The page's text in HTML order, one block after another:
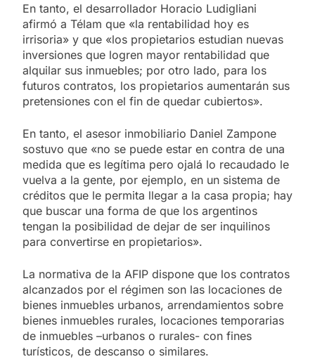
En tanto, el desarrollador Horacio Ludigliani
afirmó a Télam que «la rentabilidad hoy es
irrisoria» y que «los propietarios estudian nuevas
inversiones que logren mayor rentabilidad que
alquilar sus inmuebles; por otro lado, para los
futuros contratos, los propietarios aumentarán sus
pretensiones con el fin de quedar cubiertos».
En tanto, el asesor inmobiliario Daniel Zampone
sostuvo que «no se puede estar en contra de una
medida que es legítima pero ojalá lo recaudado le
vuelva a la gente, por ejemplo, en un sistema de
créditos que le permita llegar a la casa propia; hay
que buscar una forma de que los argentinos
tengan la posibilidad de dejar de ser inquilinos
para convertirse en propietarios».
La normativa de la AFIP dispone que los contratos
alcanzados por el régimen son las locaciones de
bienes inmuebles urbanos, arrendamientos sobre
bienes inmuebles rurales, locaciones temporarias
de inmuebles –urbanos o rurales- con fines
turísticos, de descanso o similares.